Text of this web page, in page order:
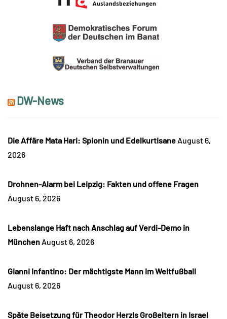
DW-News
Die Affäre Mata Hari: Spionin und Edelkurtisane August 6,
2026
Drohnen-Alarm bei Leipzig: Fakten und offene Fragen
August 6, 2026
Lebenslange Haft nach Anschlag auf Verdi-Demo in
München August 6, 2026
Gianni Infantino: Der mächtigste Mann im Weltfußball
August 6, 2026
Späte Beisetzung für Theodor Herzls Großeltern in Israel